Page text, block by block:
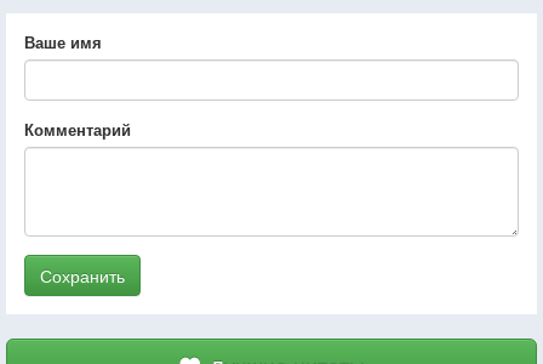
Ваше имя
Комментарий
Сохранить